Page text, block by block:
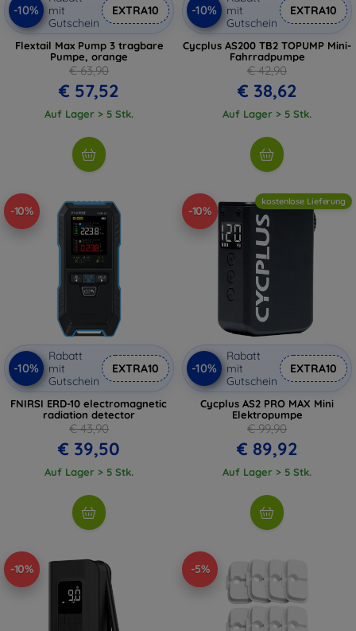
-10%
mit
Gutschein
EXTRA10
Flextail Max Pump 3 tragbare
Pumpe, orange
€ 63,90
€ 57,52
Auf Lager > 5 Stk.
-10%
mit
Gutschein
EXTRA10
Cycplus AS200 TB2 TOPUMP Mini-
Fahrradpumpe
€ 42,90
€ 38,62
Auf Lager > 5 Stk.
-10%
-10%
Rabatt
mit
Gutschein
EXTRA10
FNIRSI ERD-10 electromagnetic
radiation detector
€ 43,90
€ 39,50
Auf Lager > 5 Stk.
-10%
kostenlose Lieferung
-10%
Rabatt
mit
Gutschein
EXTRA10
Cycplus AS2 PRO MAX Mini
Elektropumpe
€ 99,90
€ 89,92
Auf Lager > 5 Stk.
-10% -5%